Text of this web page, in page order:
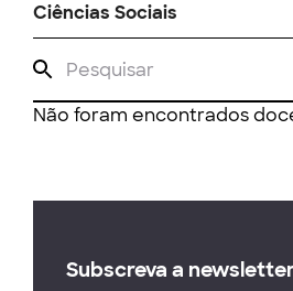
Ciências Sociais
Não foram encontrados
Subscreva a